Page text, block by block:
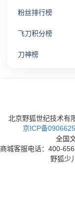
粉丝排行榜
飞刀积分榜
刀神榜
北京野狐世纪技术有
京ICP备
全国
商城客服电话：400-
野狐少